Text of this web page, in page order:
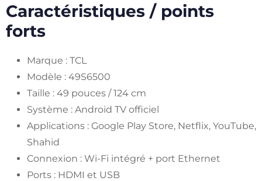
Caractéristiques / points
forts
Marque : TCL
Modèle : 49S6500
Taille : 49 pouces / 124 cm
Système : Android TV officiel
Applications : Google Play Store, Netflix, YouTube,
Shahid
Connexion : Wi-Fi intégré + port Ethernet
Ports : HDMI et USB